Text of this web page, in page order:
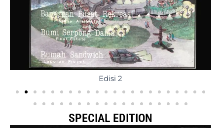
Edisi 2
SPECIAL EDITION